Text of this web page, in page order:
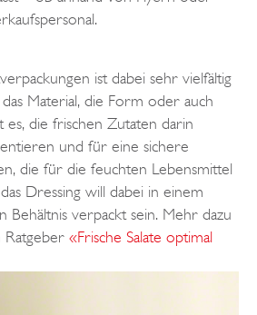
ist dabei sehr vielfältig
Material, die Form oder auch
es, die frischen Zutaten darin
und für eine sichere
die für die feuchten Lebensmittel
Dressing will dabei in einem
Behältnis verpackt sein. Mehr dazu
Ratgeber «Frische Salate optimal